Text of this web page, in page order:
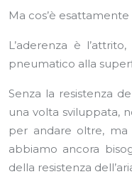
Ma cos’è esattamente
L’aderenza è
pneumatico alla
Senza la resistenza
una volta sviluppata,
per andare oltre,
abbiamo ancora
della resistenza